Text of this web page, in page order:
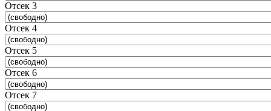
Отсек 3
Отсек 4
Отсек 5
Отсек 6
Отсек 7